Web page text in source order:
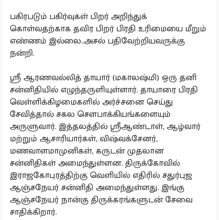
பகிரபடும் பகிர்வுகள் பிறர் அறிந்துக்
கொள்வதற்காக தவிர பிறர் பிரதி உரிமையை மீறும்
எண்ணம் இல்லை..அசல் பதிவேற்றியவருக்கு
நன்றி.
ஸ்ரீ ஆரணவல்லித் தாயார் (மகாலஷ்மி) ஒரு தனி
சன்னிதியில் எழுந்தருளியுள்ளார். தாயாரை பிரதி
வெள்ளிக்கிழமைகளில் அர்ச்சனை செய்து
சேவித்தால் சகல சௌபாக்கியங்களையும்
அருளுவார். இத்தலத்தில் ஸ்ரீஆண்டாள், ஆழ்வார்
மற்றும் ஆசாரியார்கள், விஷ்வக்சேனர்,
மணவாளமாமுனிகள், கருடன் முதலான
சன்னிதிகள் அமைந்துள்ளன. திருக்கோவில்
இராஜகோபுரத்திற்கு வெளியில் எதிரில் சதுர்புஜ
ஆஞ்சநேயர் சன்னிதி அமைந்துள்ளது. இங்கு
ஆஞ்சநேயர் நான்கு திருக்கரங்களுடன் சேவை
சாதிக்கிறார்.